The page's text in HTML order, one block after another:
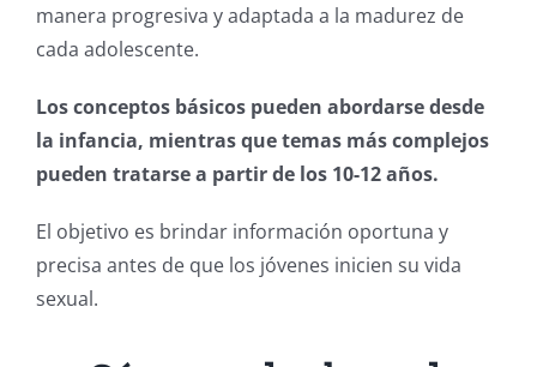
manera progresiva y adaptada a la madurez de
cada adolescente.
Los conceptos básicos pueden abordarse desde
la infancia, mientras que temas más complejos
pueden tratarse a partir de los 10-12 años.
El objetivo es brindar información oportuna y
precisa antes de que los jóvenes inicien su vida
sexual.